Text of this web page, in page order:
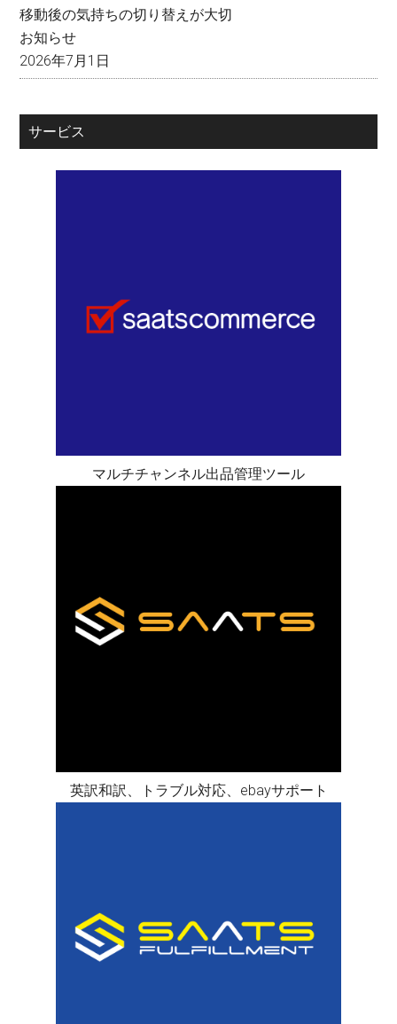
移動後の気持ちの切り替えが大切
お知らせ
2026年7月1日
サービス
マルチチャンネル出品管理ツール
英訳和訳、トラブル対応、ebayサポート